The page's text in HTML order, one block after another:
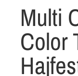
Multi
Color